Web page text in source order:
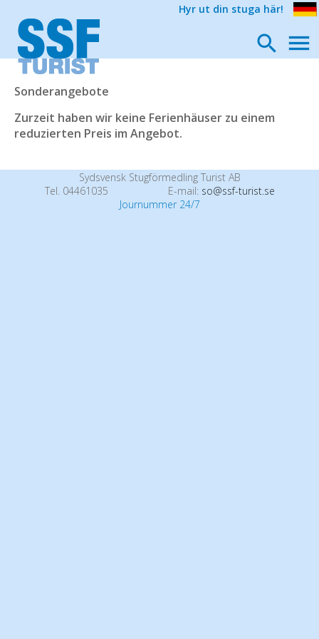
Hyr ut din stuga här!
Sonderangebote
Zurzeit haben wir keine Ferienhäuser zu einem
reduzierten Preis im Angebot.
Sydsvensk Stugförmedling Turist AB
Tel. 04461035
E-mail: so@ssf-turist.se
Journummer 24/7